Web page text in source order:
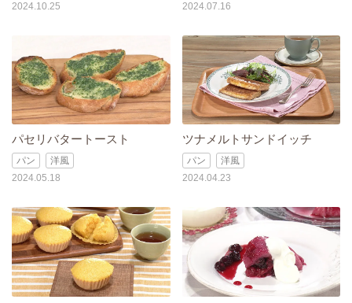
2024.10.25
2024.07.16
パセリバタートースト
パン
洋風
2024.05.18
ツナメルトサンドイッチ
パン
洋風
2024.04.23